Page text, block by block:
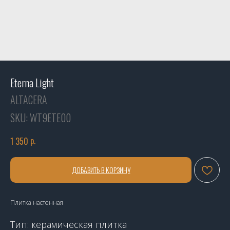
Eterna Light
ALTACERA
SKU: WT9ETE00
1 350 р.
ДОБАВИТЬ В КОРЗИНУ
Плитка настенная
Тип: керамическая плитка